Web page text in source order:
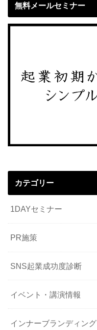
無料メールセミナー
カテゴリー
1DAYセミナー
PR施策
SNS起業成功度診断
イベント・講演情報
インナーブランディング